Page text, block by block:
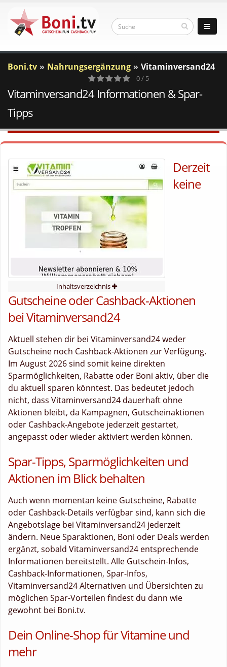
Boni.tv Nahrungsergänzung Vitaminversand24
0
Votes
0 / 5
Vitaminversand24 Informationen & Spar-
Tipps
Inhaltsverzeichnis
Derzeit
keine
Gutscheine oder Cashback-Aktionen
bei Vitaminversand24
Aktuell stehen dir bei Vitaminversand24 weder
Gutscheine noch Cashback-Aktionen zur Verfügung.
Im August 2026 sind somit keine direkten
Sparmöglichkeiten, Rabatte oder Boni aktiv, über die
du aktuell sparen könntest. Das bedeutet jedoch
nicht, dass Vitaminversand24 dauerhaft ohne
Aktionen bleibt, da Kampagnen, Gutscheinaktionen
oder Cashback-Angebote jederzeit gestartet,
angepasst oder wieder aktiviert werden können.
Spar-Tipps, Sparmöglichkeiten und
Aktionen im Blick behalten
Auch wenn momentan keine Gutscheine, Rabatte
oder Cashback-Details verfügbar sind, kann sich die
Angebotslage bei Vitaminversand24 jederzeit
ändern. Neue Sparaktionen, Boni oder Deals werden
ergänzt, sobald Vitaminversand24 entsprechende
Informationen bereitstellt. Alle Gutschein-Infos,
Cashback-Informationen, Spar-Infos,
Vitaminversand24 Alternativen und Übersichten zu
möglichen Spar-Vorteilen findest du dann wie
gewohnt bei Boni.tv.
Dein Online-Shop für Vitamine und
mehr